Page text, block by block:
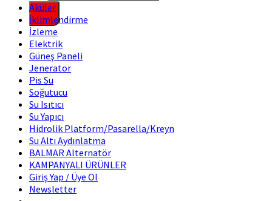
Aküler
İklimlendirme
İzleme
Elektrik
Güneş Paneli
Jenerator
Pis Su
Soğutucu
Su Isıtıcı
Su Yapıcı
Hidrolik Platform/Pasarella/Kreyn
Su Altı Aydınlatma
BALMAR Alternatör
KAMPANYALI ÜRÜNLER
Giriş Yap / Üye Ol
Newsletter